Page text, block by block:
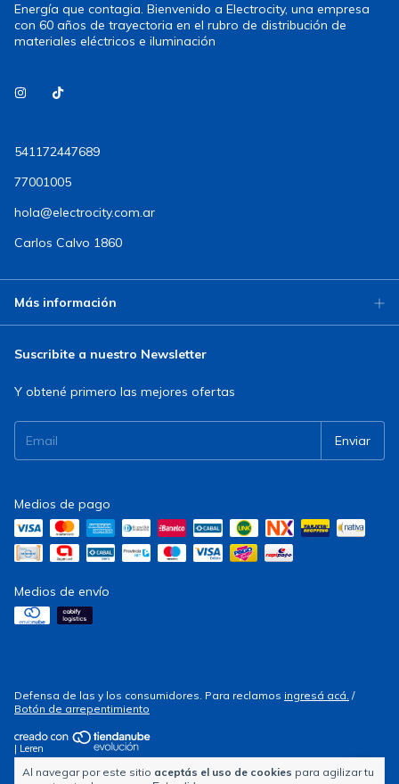
Al navegar por este sitio aceptás el uso de cookies para agilizar tu
Energía que contagia. Bienvenido a Electrocity, una empresa
con 60 años de trayectoria en el rubro de distribución de
materiales eléctricos e iluminación
541172447689
77001005
hola@electrocity.com.ar
Carlos Calvo 1860
Más información
Suscribite a nuestro Newsletter
Y obtené primero las mejores ofertas
Medios de pago
Medios de envío
Defensa de las y los consumidores. Para reclamos ingresá acá. /
Botón de arrepentimiento
| Leren
Copyright Electrocity - 2026. Todos los derechos reservados.